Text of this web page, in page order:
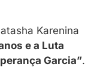
Karenina
e a Luta
Garcia”.